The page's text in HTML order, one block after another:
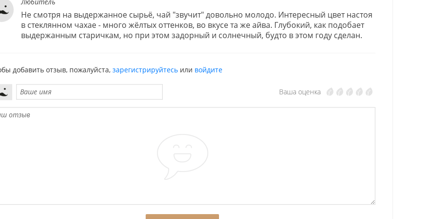
Не смотря на выдержанное сырьё, чай "звучит" довольно молодо. Интересный цвет настоя
в стеклянном чахае - много жёлтых оттенков, во вкусе та же айва. Глубокий, как подобает
выдержанным старичкам, но при этом задорный и солнечный, будто в этом году сделан.
добавить отзыв, пожалуйста, зарегистрируйтесьили войдите
Ваша оценка